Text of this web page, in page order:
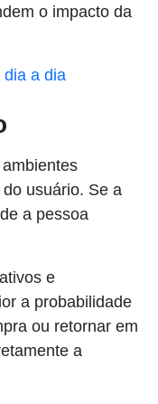
o impacto da
dia a dia
usuário. Se a
a pessoa
e
a probabilidade
ou retornar em
a